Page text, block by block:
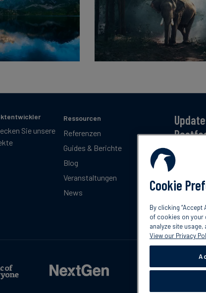
Sie unsere
Ressourcen
Referenzen
Guides & Berichte
Blog
Veranstaltungen
News
Jetzt
Cookie
By clicking “Accept
of cookies on your
analyze site
View our Privacy